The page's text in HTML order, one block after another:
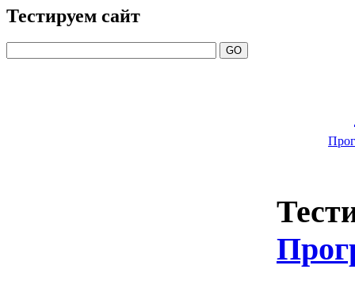
Тестируем сайт